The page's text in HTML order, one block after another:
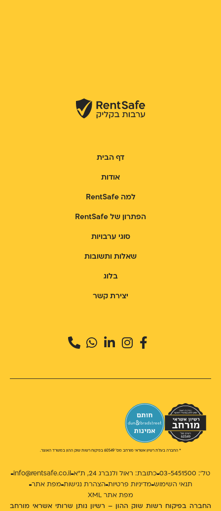
דף הבית
אודות
למה RentSafe
הפתרון של RentSafe
סוגי ערבויות
שאלות ותשובות
בלוג
יצירת קשר
* החברה בעלת רשיון אשראי מורחב מס' 60549 בפיקוח רשות שוק ההון במשרד האוצר.
טל': 03-5451500 כתובת: ראול ולנברג 24, ת״א
info@rentsafe.co.il
תנאי השימוש מדיניות פרטיות הצהרת נגישות מפת אתר
מפת אתר XML
החברה בפיקוח רשות שוק ההון – רשיון נותן שרותי אשראי מורחב